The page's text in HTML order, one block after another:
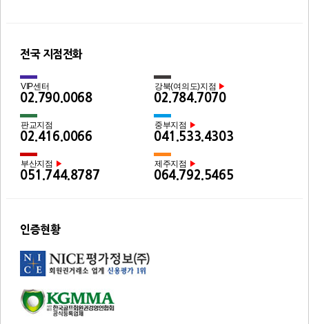
전국 지점전화
VIP센터
02.790.0068
강북(여의도)지점 ▶
02.784.7070
판교지점
02.416.0066
중부지점 ▶
041.533.4303
부산지점 ▶
051.744.8787
제주지점 ▶
064.792.5465
인증현황